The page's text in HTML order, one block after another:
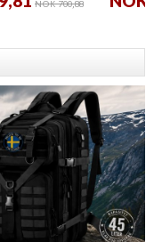
NOK 700,88